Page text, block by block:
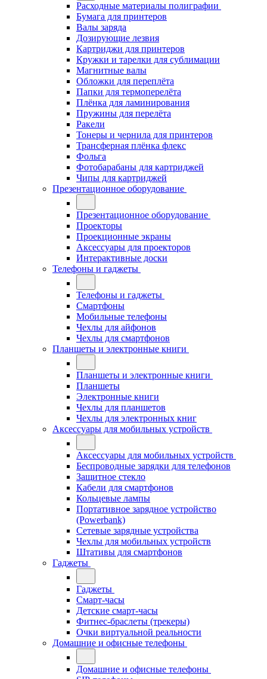
Расходные материалы полиграфии
Бумага для принтеров
Валы заряда
Дозирующие лезвия
Картриджи для принтеров
Кружки и тарелки для сублимации
Магнитные валы
Обложки для переплёта
Папки для термоперелёта
Плёнка для ламинирования
Пружины для перелёта
Ракели
Тонеры и чернила для принтеров
Трансферная плёнка флекс
Фольга
Фотобарабаны для картриджей
Чипы для картриджей
Презентационное оборудование
Презентационное оборудование
Проекторы
Проекционные экраны
Аксессуары для проекторов
Интерактивные доски
Телефоны и гаджеты
Телефоны и гаджеты
Смартфоны
Мобильные телефоны
Чехлы для айфонов
Чехлы для смартфонов
Планшеты и электронные книги
Планшеты и электронные книги
Планшеты
Электронные книги
Чехлы для планшетов
Чехлы для электронных книг
Аксессуары для мобильных устройств
Аксессуары для мобильных устройств
Беспроводные зарядки для телефонов
Защитное стекло
Кабели для смартфонов
Кольцевые лампы
Портативное зарядное устройство
(Powerbank)
Сетевые зарядные устройства
Чехлы для мобильных устройств
Штативы для смартфонов
Гаджеты
Гаджеты
Смарт-часы
Детские смарт-часы
Фитнес-браслеты (трекеры)
Очки виртуальной реальности
Домашние и офисные телефоны
Домашние и офисные телефоны